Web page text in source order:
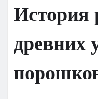
История
древних